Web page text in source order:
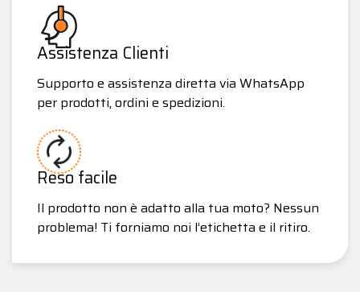
Assistenza Clienti
Supporto e assistenza diretta via WhatsApp
per prodotti, ordini e spedizioni.
Reso facile
Il prodotto non è adatto alla tua moto? Nessun
problema! Ti forniamo noi l’etichetta e il ritiro.